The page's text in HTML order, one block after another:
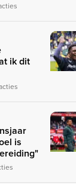
ik dit
is